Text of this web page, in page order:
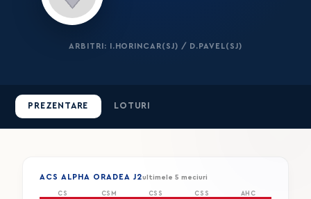
ARBITRI: I.HORINCAR(SJ) / D.PAVEL(SJ)
PREZENTARE LOTURI
ACS ALPHA ORADEA J2ultimele 5 meciuri
CS CSM CSS CSS AHC